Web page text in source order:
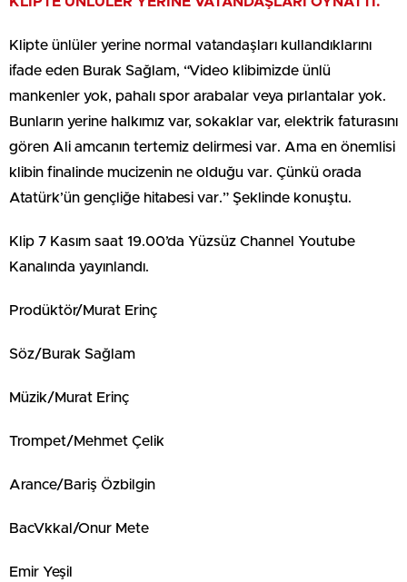
Klipte ünlüler yerine normal vatandaşları kullandıklarını
ifade eden Burak Sağlam, “Video klibimizde ünlü
mankenler yok, pahalı spor arabalar veya pırlantalar yok.
Bunların yerine halkımız var, sokaklar var, elektrik faturasını
gören Ali amcanın tertemiz delirmesi var. Ama en önemlisi
klibin finalinde mucizenin ne olduğu var. Çünkü orada
Atatürk’ün gençliğe hitabesi var.” Şeklinde konuştu.
Klip 7 Kasım saat 19.00’da Yüzsüz Channel Youtube
Kanalında yayınlandı.
Prodüktör/Murat Erinç
Söz/Burak Sağlam
Müzik/Murat Erinç
Trompet/Mehmet Çelik
Arance/Bariş Özbilgin
BacVkkal/Onur Mete
Emir Yeşil